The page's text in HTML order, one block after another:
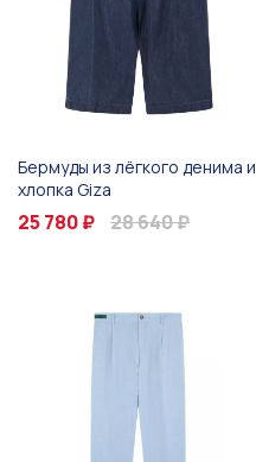
Бермуды из лёгкого денима и
хлопка Giza
25 780 ₽ 28 640 ₽